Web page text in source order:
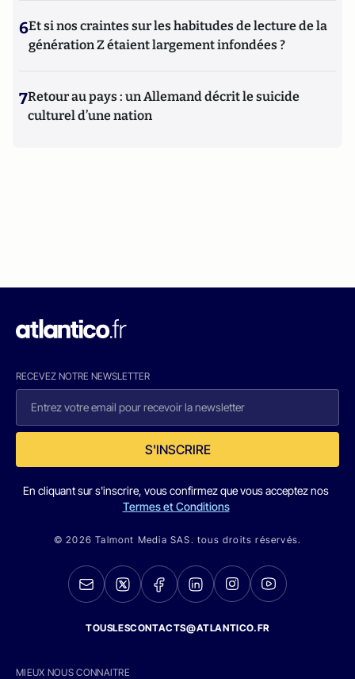
6Et si nos craintes sur les habitudes de lecture de la
génération Z étaient largement infondées ?
7Retour au pays : un Allemand décrit le suicide
culturel d’une nation
RECEVEZ NOTRE NEWSLETTER
S'INSCRIRE
En cliquant sur s'inscrire, vous confirmez que vous acceptez nos
Termes et Conditions
© 2026 Talmont Media SAS. tous droits réservés.
TOUSLESCONTACTS@ATLANTICO.FR
MIEUX NOUS CONNAITRE